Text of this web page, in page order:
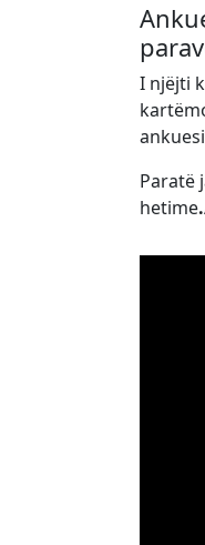
I njëjti
Paratë
hetime